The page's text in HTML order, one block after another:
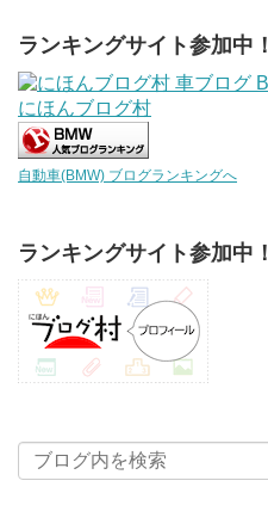
ランキングサイト参加中！
にほんブログ村
自動車(BMW) ブログランキングへ
ランキングサイト参加中！